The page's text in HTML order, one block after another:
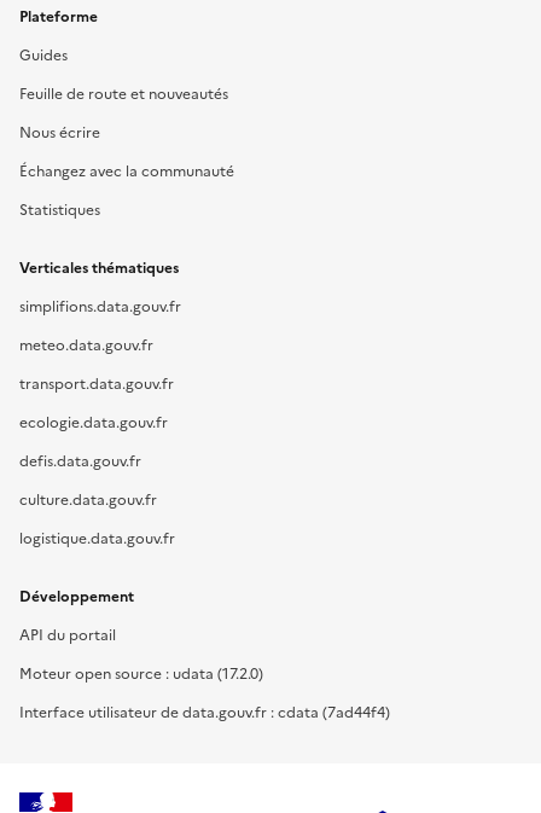
Plateforme
Guides
Feuille de route et nouveautés
Nous écrire
Échangez avec la communauté
Statistiques
Verticales thématiques
simplifions.data.gouv.fr
meteo.data.gouv.fr
transport.data.gouv.fr
ecologie.data.gouv.fr
defis.data.gouv.fr
culture.data.gouv.fr
logistique.data.gouv.fr
Développement
API du portail
Moteur open source : udata (17.2.0)
Interface utilisateur de data.gouv.fr : cdata (7ad44f4)